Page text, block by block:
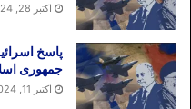
اکتبر 28, 2024
پاسخ
جمهوری
اکتبر 11, 2024